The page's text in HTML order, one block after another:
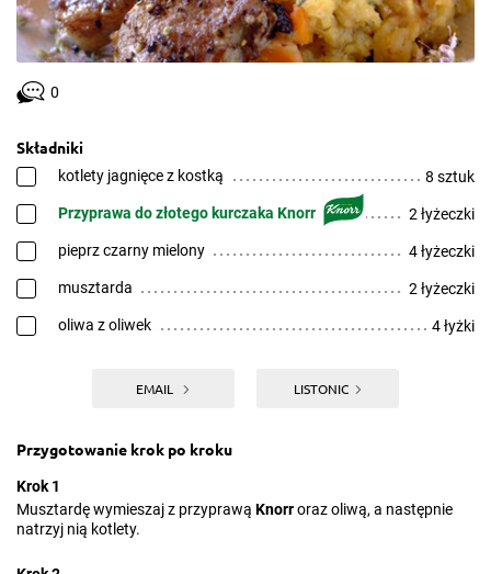
0
Składniki
kotlety jagnięce z kostką 8 sztuk
Przyprawa do złotego kurczaka Knorr 2 łyżeczki
pieprz czarny mielony 4 łyżeczki
musztarda 2 łyżeczki
oliwa z oliwek 4 łyżki
EMAIL LISTONIC
Przygotowanie krok po kroku
Krok 1
Musztardę wymieszaj z przyprawą Knorroraz oliwą, a następnie
natrzyj nią kotlety.